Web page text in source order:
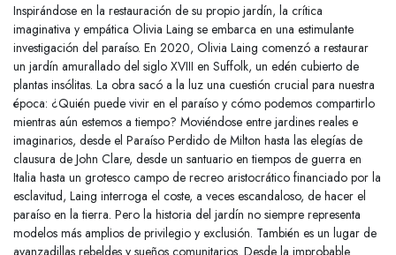
Inspirándose en la restauración de su propio jardín, la crítica
imaginativa y empática Olivia Laing se embarca en una estimulante
investigación del paraíso. En 2020, Olivia Laing comenzó a restaurar
un jardín amurallado del siglo XVIII en Suffolk, un edén cubierto de
plantas insólitas. La obra sacó a la luz una cuestión crucial para nuestra
época: ¿Quién puede vivir en el paraíso y cómo podemos compartirlo
mientras aún estemos a tiempo? Moviéndose entre jardines reales e
imaginarios, desde el Paraíso Perdido de Milton hasta las elegías de
clausura de John Clare, desde un santuario en tiempos de guerra en
Italia hasta un grotesco campo de recreo aristocrático financiado por la
esclavitud, Laing interroga el coste, a veces escandaloso, de hacer el
paraíso en la tierra. Pero la historia del jardín no siempre representa
modelos más amplios de privilegio y exclusión. También es un lugar de
avanzadillas rebeldes y sueños comunitarios. Desde la improbable